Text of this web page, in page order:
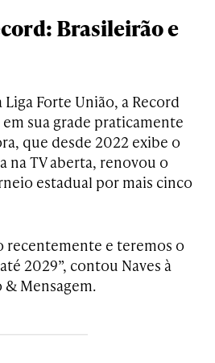
Brasileirão e
Forte União, a Record
sua grade praticamente
que desde 2022 exibe o
na TV aberta, renovou o
estadual por mais cinco
recentemente e teremos o
2029”, contou Naves à
Mensagem.